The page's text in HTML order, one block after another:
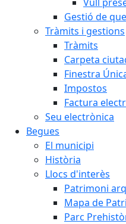
Gestió de
Tràmits i gestions
Tràmits
Carpeta
Finestra
Impostos
Factura
Seu electrònica
Begues
El municipi
Història
Llocs d'interès
Patrimoni
Mapa de
Parc